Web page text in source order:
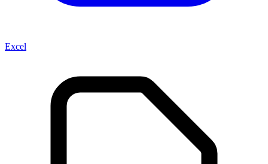
Excel